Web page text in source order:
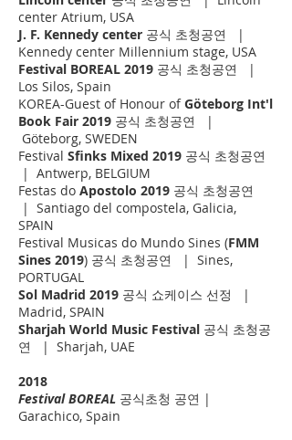
center Atrium, USA
J. F. Kennedy center 공식 초청공연 |
Kennedy center Millennium stage, USA
Festival BOREAL 2019 공식 초청공연 |
Los Silos, Spain
KOREA-Guest of Honour ofGöteborg Int'l
Book Fair 2019 공식 초청공연 |
Göteborg, SWEDEN
Festival Sfinks Mixed 2019 공식 초청공연
| Antwerp, BELGIUM
Festas do Apostolo 2019 공식 초청공연
| Santiago del compostela, Galicia,
SPAIN
Festival Musicas do Mundo Sines (FMM
Sines 2019) 공식 초청공연 | Sines,
PORTUGAL
Sol Madrid 2019 공식 쇼케이스 선정 |
Madrid, SPAIN
Sharjah World Music Festival 공식 초청공
연 | Sharjah, UAE
2018
Festival BOREAL 공식초청 공연 |
Garachico, Spain